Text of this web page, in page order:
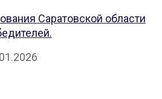
Саратовской области